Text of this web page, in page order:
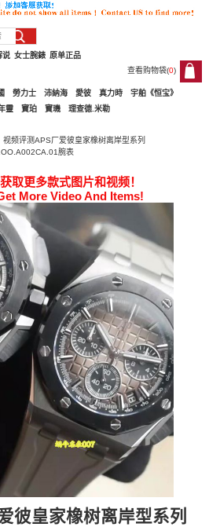
原单正品
女士腕錶
说
查看购物袋(0)
0
勞力士 沛納海 愛彼 真力時
宇舶《恒宝》
靈 寶珀 寶璣 理查德.米勒
视频评测APS厂爱彼皇家橡树离岸型系列
腕表
取更多款式图片和视频！
More Video And Items!
彼皇家橡树离岸型系列